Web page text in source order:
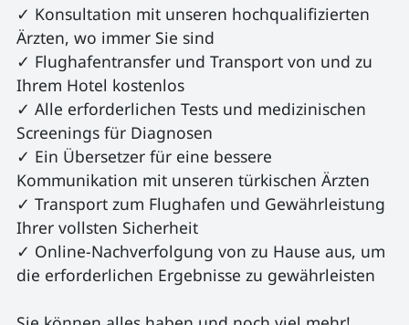
✓ Konsultation mit unseren hochqualifizierten
Ärzten, wo immer Sie sind
✓ Flughafentransfer und Transport von und zu
Ihrem Hotel kostenlos
✓ Alle erforderlichen Tests und medizinischen
Screenings für Diagnosen
✓ Ein Übersetzer für eine bessere
Kommunikation mit unseren türkischen Ärzten
✓ Transport zum Flughafen und Gewährleistung
Ihrer vollsten Sicherheit
✓ Online-Nachverfolgung von zu Hause aus, um
die erforderlichen Ergebnisse zu gewährleisten